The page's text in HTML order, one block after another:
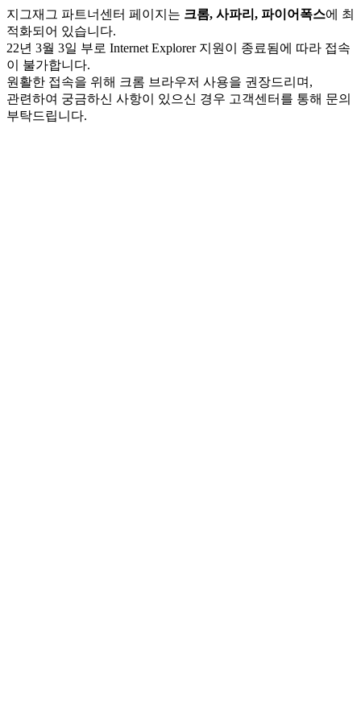
지그재그 파트너센터 페이지는 크롬, 사파리, 파이어폭스에 최
적화되어 있습니다.
22년 3월 3일 부로 Internet Explorer 지원이 종료됨에 따라 접속
이 불가합니다.
원활한 접속을 위해 크롬 브라우저 사용을 권장드리며,
관련하여 궁금하신 사항이 있으신 경우 고객센터를 통해 문의
부탁드립니다.